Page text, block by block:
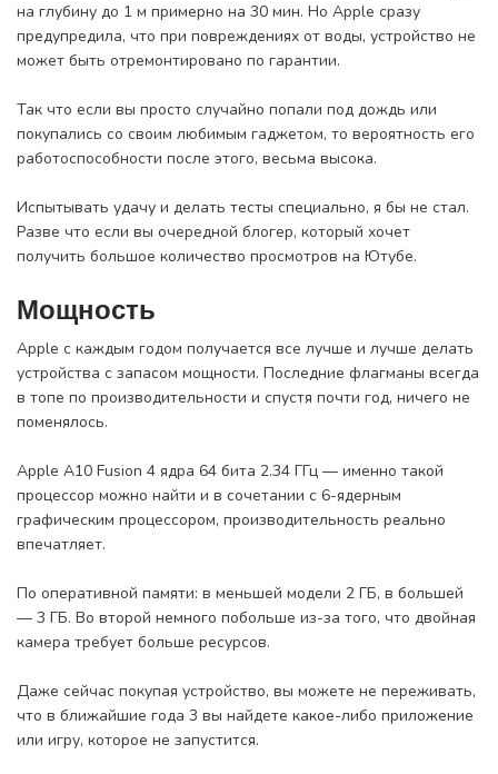
на глубину до 1 м примерно на 30 мин. Но Apple сразу
предупредила, что при повреждениях от воды, устройство не
может быть отремонтировано по гарантии.
Так что если вы просто случайно попали под дождь или
покупались со своим любимым гаджетом, то вероятность его
работоспособности после этого, весьма высока.
Испытывать удачу и делать тесты специально, я бы не стал.
Разве что если вы очередной блогер, который хочет
получить большое количество просмотров на Ютубе.
Мощность
Apple с каждым годом получается все лучше и лучше делать
устройства с запасом мощности. Последние флагманы всегда
в топе по производительности и спустя почти год, ничего не
поменялось.
Apple A10 Fusion 4 ядра 64 бита 2.34 ГГц — именно такой
процессор можно найти и в сочетании с 6-ядерным
графическим процессором, производительность реально
впечатляет.
По оперативной памяти: в меньшей модели 2 ГБ, в большей
— 3 ГБ. Во второй немного побольше из-за того, что двойная
камера требует больше ресурсов.
Даже сейчас покупая устройство, вы можете не переживать,
что в ближайшие года 3 вы найдете какое-либо приложение
или игру, которое не запустится.